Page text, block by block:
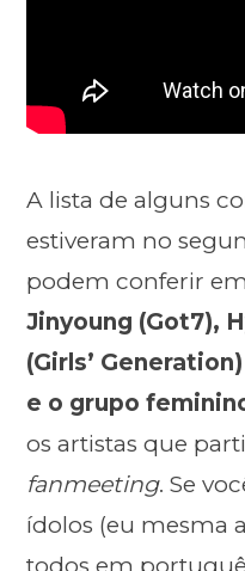
A lista de alguns
estiveram no
podem conferir
Jinyoung (Got7),
(Girls’
e o grupo
os artistas que
fanmeeting. Se
ídolos (eu mesma